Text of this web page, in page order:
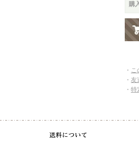
購
・ こ
・ 友
・ 特